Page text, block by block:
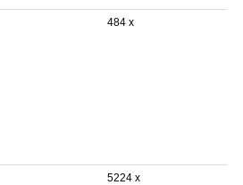
484 x
5224 x